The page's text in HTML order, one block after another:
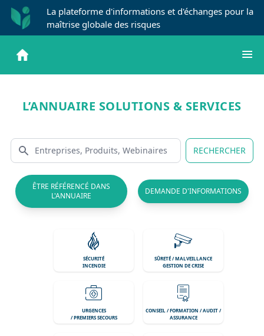
La plateforme d'informations et d'échanges pour la
maîtrise globale des risques
L’ANNUAIRE SOLUTIONS & SERVICES
RECHERCHER
ÊTRE RÉFÉRENCÉ DANS
L'ANNUAIRE
DEMANDE D'INFORMATIONS
SÉCURITÉ
INCENDIE
SÛRETÉ / MALVEILLANCE
GESTION DE CRISE
URGENCES
/ PREMIERS SECOURS
CONSEIL / FORMATION / AUDIT /
ASSURANCE